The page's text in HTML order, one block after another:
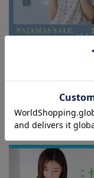
お
パジャマサマーセール全
マ